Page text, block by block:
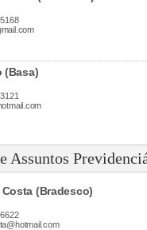
(Basa)
Assuntos
(Bradesco)